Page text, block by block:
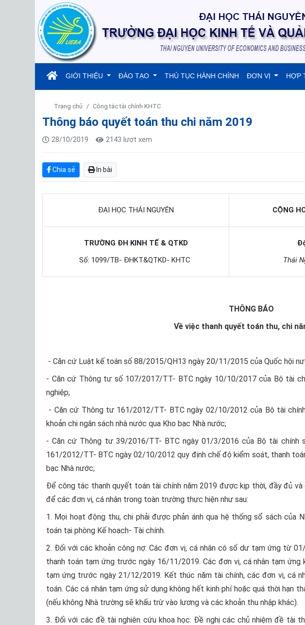
(current)
GIỚI THIỆU ĐÀO TẠO THỦ TỤC HÀNH CHÍNH ĐƠN VỊ HỢP
Trang chủ Công tác tài chính KHTC
Thông báo quyết toán thu chi năm 2019
28/10/2019 2143 lượt xem
Chia sẻ In bài
ĐẠI HỌC THÁI NGUYÊN CỘNG
TRƯỜNG ĐH KINH TẾ & QTKD
Số: 1099/TB- ĐHKT&QTKD- KHTC
Thái
THÔNG BÁO
Về việc thanh quyết toán thu, chi
- Căn cứ Luật kế toán số 88/2015/QH13 ngày 20/11/2015 của Quốc hội
- Căn cứ Thông tư số 107/2017/TT- BTC ngày 10/10/2017 của Bộ tài
nghiệp;
- Căn cứ Thông tư 161/2012/TT- BTC ngày 02/10/2012 của Bộ tài
khoản chi ngân sách nhà nước qua Kho bạc Nhà nước;
- Căn cứ Thông tư 39/2016/TT- BTC ngày 01/3/2016 của Bộ tài
161/2012/TT- BTC ngày 02/10/2012 quy định chế độ kiểm soát, thanh
bạc Nhà nước;
Để công tác thanh quyết toán tài chính năm 2019 được kịp thời, đầy đủ
để các đơn vị, cá nhân trong toàn trường thực hiện như sau:
1. Mọi hoạt động thu, chi phải được phản ánh qua hệ thống sổ sách của
toán tại phòng Kế hoạch- Tài chính.
2. Đối với các khoản công nợ: Các đơn vị, cá nhân có số dư tạm ứng từ
thanh toán tạm ứng trước ngày 16/11/2019. Các đơn vị, cá nhân tạm ứng
tạm ứng trước ngày 21/12/2019. Kết thúc năm tài chính, các đơn vị, cá
toán. Các cá nhân tạm ứng sử dụng không hết kinh phí hoặc quá thời hạn
(nếu không Nhà trường sẽ khấu trừ vào lương và các khoản thu nhập khác).
3. Đối với các đề tài nghiên cứu khoa học: Đề nghị các chủ nhiệm đề tài